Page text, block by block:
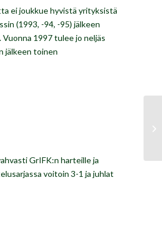
ei joukkue hyvistä yrityksistä
(1993, -94, -95) jälkeen
1997 tulee jo neljäs
jälkeen toinen
GrIFK:n harteille ja
voitoin 3-1 ja juhlat